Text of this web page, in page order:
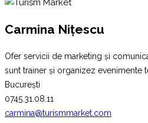
Carmina Nițescu
Ofer servicii de marketing și
sunt trainer și organizez evenimente
București
0745.31.08.11
carmina@turismmarket.com